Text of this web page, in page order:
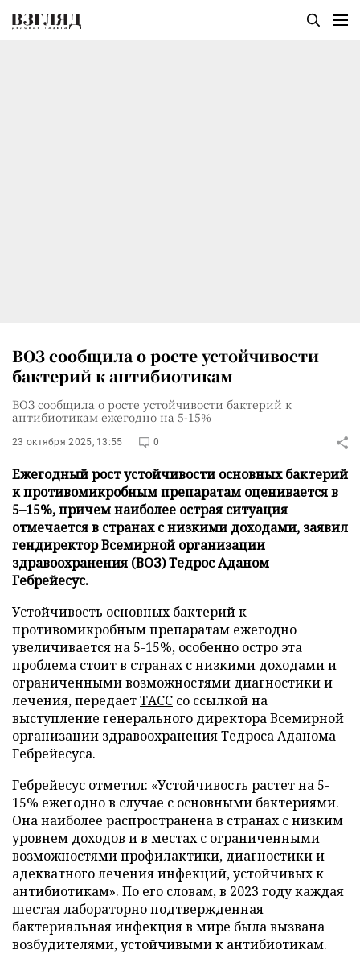
ВОЗ сообщила о росте устойчивости
бактерий к антибиотикам
ВОЗ сообщила о росте устойчивости бактерий к
антибиотикам ежегодно на 5-15%
23 октября 2025, 13:55 0
Ежегодный рост устойчивости основных бактерий
к противомикробным препаратам оценивается в
5–15%, причем наиболее острая ситуация
отмечается в странах с низкими доходами, заявил
гендиректор Всемирной организации
здравоохранения (ВОЗ) Тедрос Аданом
Гебрейесус.
Устойчивость основных бактерий к
противомикробным препаратам ежегодно
увеличивается на 5-15%, особенно остро эта
проблема стоит в странах с низкими доходами и
ограниченными возможностями диагностики и
лечения, передаетТАСС со ссылкой на
выступление генерального директора Всемирной
организации здравоохранения Тедроса Аданома
Гебрейесуса.
Гебрейесус отметил: «Устойчивость растет на 5-
15% ежегодно в случае с основными бактериями.
Она наиболее распространена в странах с низким
уровнем доходов и в местах с ограниченными
возможностями профилактики, диагностики и
адекватного лечения инфекций, устойчивых к
антибиотикам». По его словам, в 2023 году каждая
шестая лабораторно подтвержденная
бактериальная инфекция в мире была вызвана
возбудителями, устойчивыми к антибиотикам.